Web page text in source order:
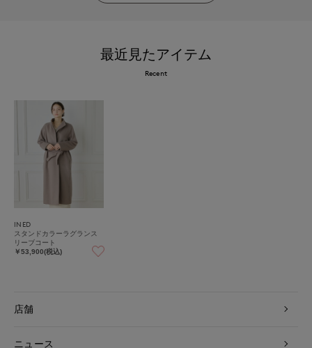
最近見たアイテム
Recent
INED
スタンドカラーラグランス
リーブコート
￥53,900(税込)
店舗
ニュース